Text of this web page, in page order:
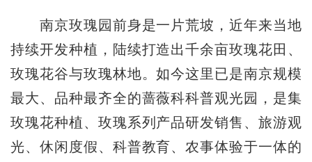
南京玫瑰园前身是一片荒坡，近年来当地
持续开发种植，陆续打造出千余亩玫瑰花田、
玫瑰花谷与玫瑰林地。如今这里已是南京规模
最大、品种最齐全的蔷薇科科普观光园，是集
玫瑰花种植、玫瑰系列产品研发销售、旅游观
光、休闲度假、科普教育、农事体验于一体的